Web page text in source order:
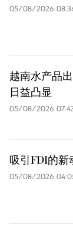
05/08/2026
越南水产品
日益凸显
05/08/2026
吸引FDI的新
05/08/2026